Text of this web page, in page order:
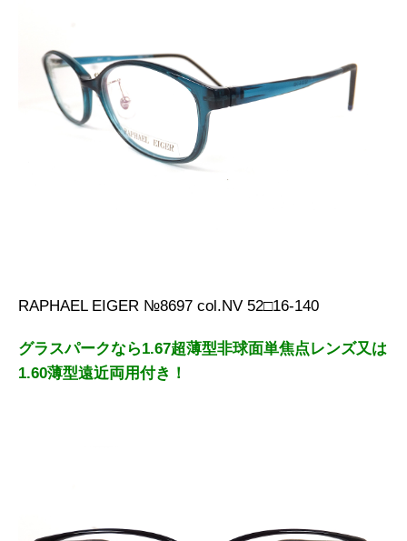
RAPHAEL EIGER №8697 col.NV 52□16-140
グラスパークなら1.67超薄型非球面単焦点レンズ又は
1.60薄型遠近両用付き！